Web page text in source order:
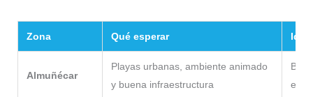
Zona Qué esperar
Almuñécar
Playas urbanas, ambiente animado
y buena infraestructura